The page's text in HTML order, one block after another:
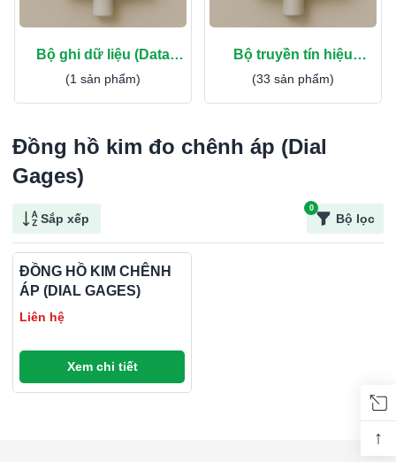
Bộ ghi dữ liệu (Data
Logger)
(1 sản phẩm)
Bộ truyền tín hiệu
(Transmitter)
(33 sản phẩm)
Đồng hồ kim đo chênh áp (Dial
Gages)
Sắp xếp Bộ lọc
0
ĐỒNG HỒ KIM CHÊNH
ÁP (DIAL GAGES)
Liên hệ
Xem chi tiết
↑